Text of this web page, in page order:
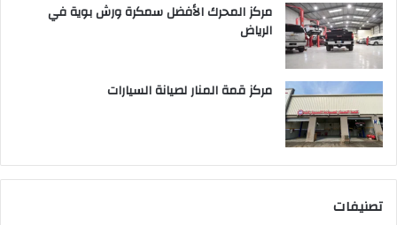
مركز المحرك الأفضل سمكرة ورش بوية في
الرياض
مركز قمة المنار لصيانة السيارات
تصنيفات